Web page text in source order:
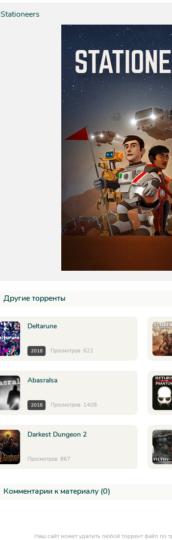
Stationeers
Другие торренты
Deltarune
2018 Просмотров: 621
Abasralsa
2018 Просмотров: 1408
Darkest Dungeon 2
Просмотров: 867
Комментарии к материалу (0)
Наш сайт может удалить любой торрент файл по